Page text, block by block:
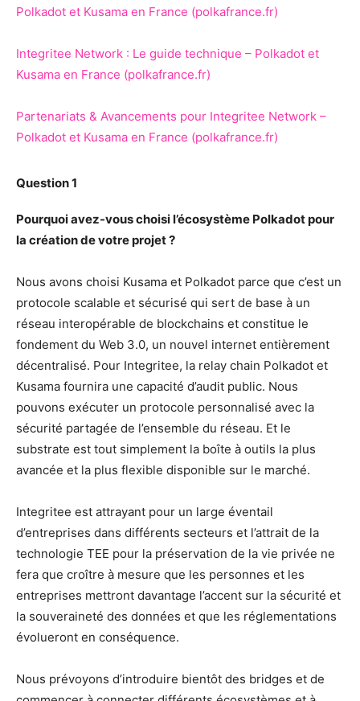
Polkadot et Kusama en France (polkafrance.fr)
Integritee Network : Le guide technique – Polkadot et
Kusama en France (polkafrance.fr)
Partenariats & Avancements pour Integritee Network –
Polkadot et Kusama en France (polkafrance.fr)
Question 1
Pourquoi avez-vous choisi l’écosystème Polkadot pour
la création de votre projet ?
Nous avons choisi Kusama et Polkadot parce que c’est un
protocole scalable et sécurisé qui sert de base à un
réseau interopérable de blockchains et constitue le
fondement du Web 3.0, un nouvel internet entièrement
décentralisé. Pour Integritee, la relay chain Polkadot et
Kusama fournira une capacité d’audit public. Nous
pouvons exécuter un protocole personnalisé avec la
sécurité partagée de l’ensemble du réseau. Et le
substrate est tout simplement la boîte à outils la plus
avancée et la plus flexible disponible sur le marché.
Integritee est attrayant pour un large éventail
d’entreprises dans différents secteurs et l’attrait de la
technologie TEE pour la préservation de la vie privée ne
fera que croître à mesure que les personnes et les
entreprises mettront davantage l’accent sur la sécurité et
la souveraineté des données et que les réglementations
évolueront en conséquence.
Nous prévoyons d’introduire bientôt des bridges et de